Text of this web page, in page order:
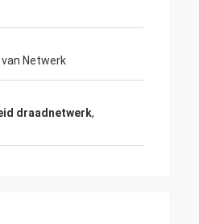
Netwerk
draadnetwerk,